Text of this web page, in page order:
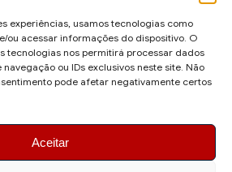
experiências, usamos tecnologias como
ou acessar informações do dispositivo. O
tecnologias nos permitirá processar dados
ou IDs exclusivos neste site. Não
pode afetar negativamente certos
Aceitar